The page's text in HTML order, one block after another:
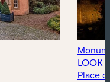
LOOK
Place